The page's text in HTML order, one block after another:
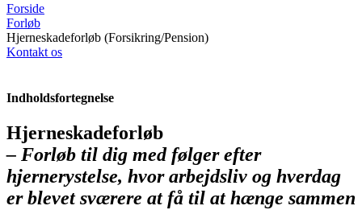
Forside
Forløb
Hjerneskadeforløb (Forsikring/Pension)
Kontakt os
Indholdsfortegnelse
Hjerneskadeforløb
– Forløb til dig med følger efter
hjernerystelse, hvor arbejdsliv og hverdag
er blevet sværere at få til at hænge sammen